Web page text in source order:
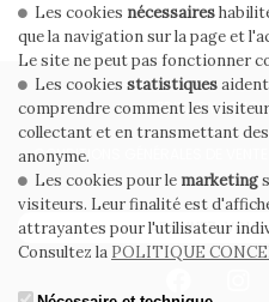
PRIVACY POLICY
CONDITIONS GÉNÉRALES DE VENTE
ABONNEZ-VOUS
Les cookies nécessaires
que la navigation sur la page et
Le site ne peut pas fonctionner
Les cookies statistiques
comprendre comment les
collectant et en transmettant
anonyme.
Les cookies pour le marketing
visiteurs. Leur finalité est
attrayantes pour l'utilisateur
Consultez la POLITIQUE